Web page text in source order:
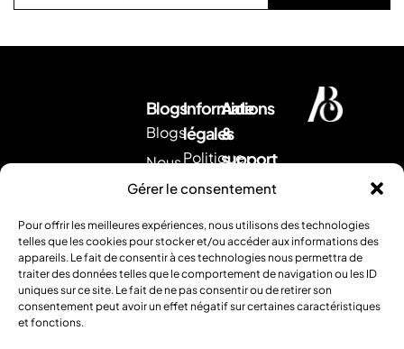
Gérer le consentement
Pour offrir les meilleures expériences, nous utilisons des technologies
telles que les cookies pour stocker et/ou accéder aux informations des
appareils. Le fait de consentir à ces technologies nous permettra de
traiter des données telles que le comportement de navigation ou les ID
uniques sur ce site. Le fait de ne pas consentir ou de retirer son
consentement peut avoir un effet négatif sur certaines caractéristiques
et fonctions.
Blogs
Blogs
Nous
contacter
remboursement
FAQ
Informations
légales
Politique
Mentions
légales
Aide
&
support
nous
mail.
Ou
contactez
nous
par